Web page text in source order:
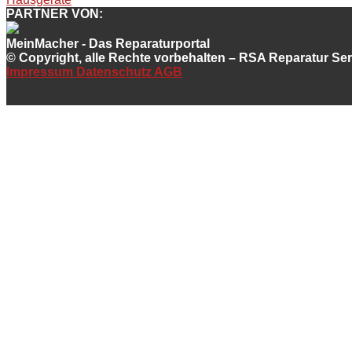
PARTNER VON:
MeinMacher - Das Reparaturportal
© Copyright, alle Rechte vorbehalten – RSA Reparatur
Impressum Datenschutz AGB